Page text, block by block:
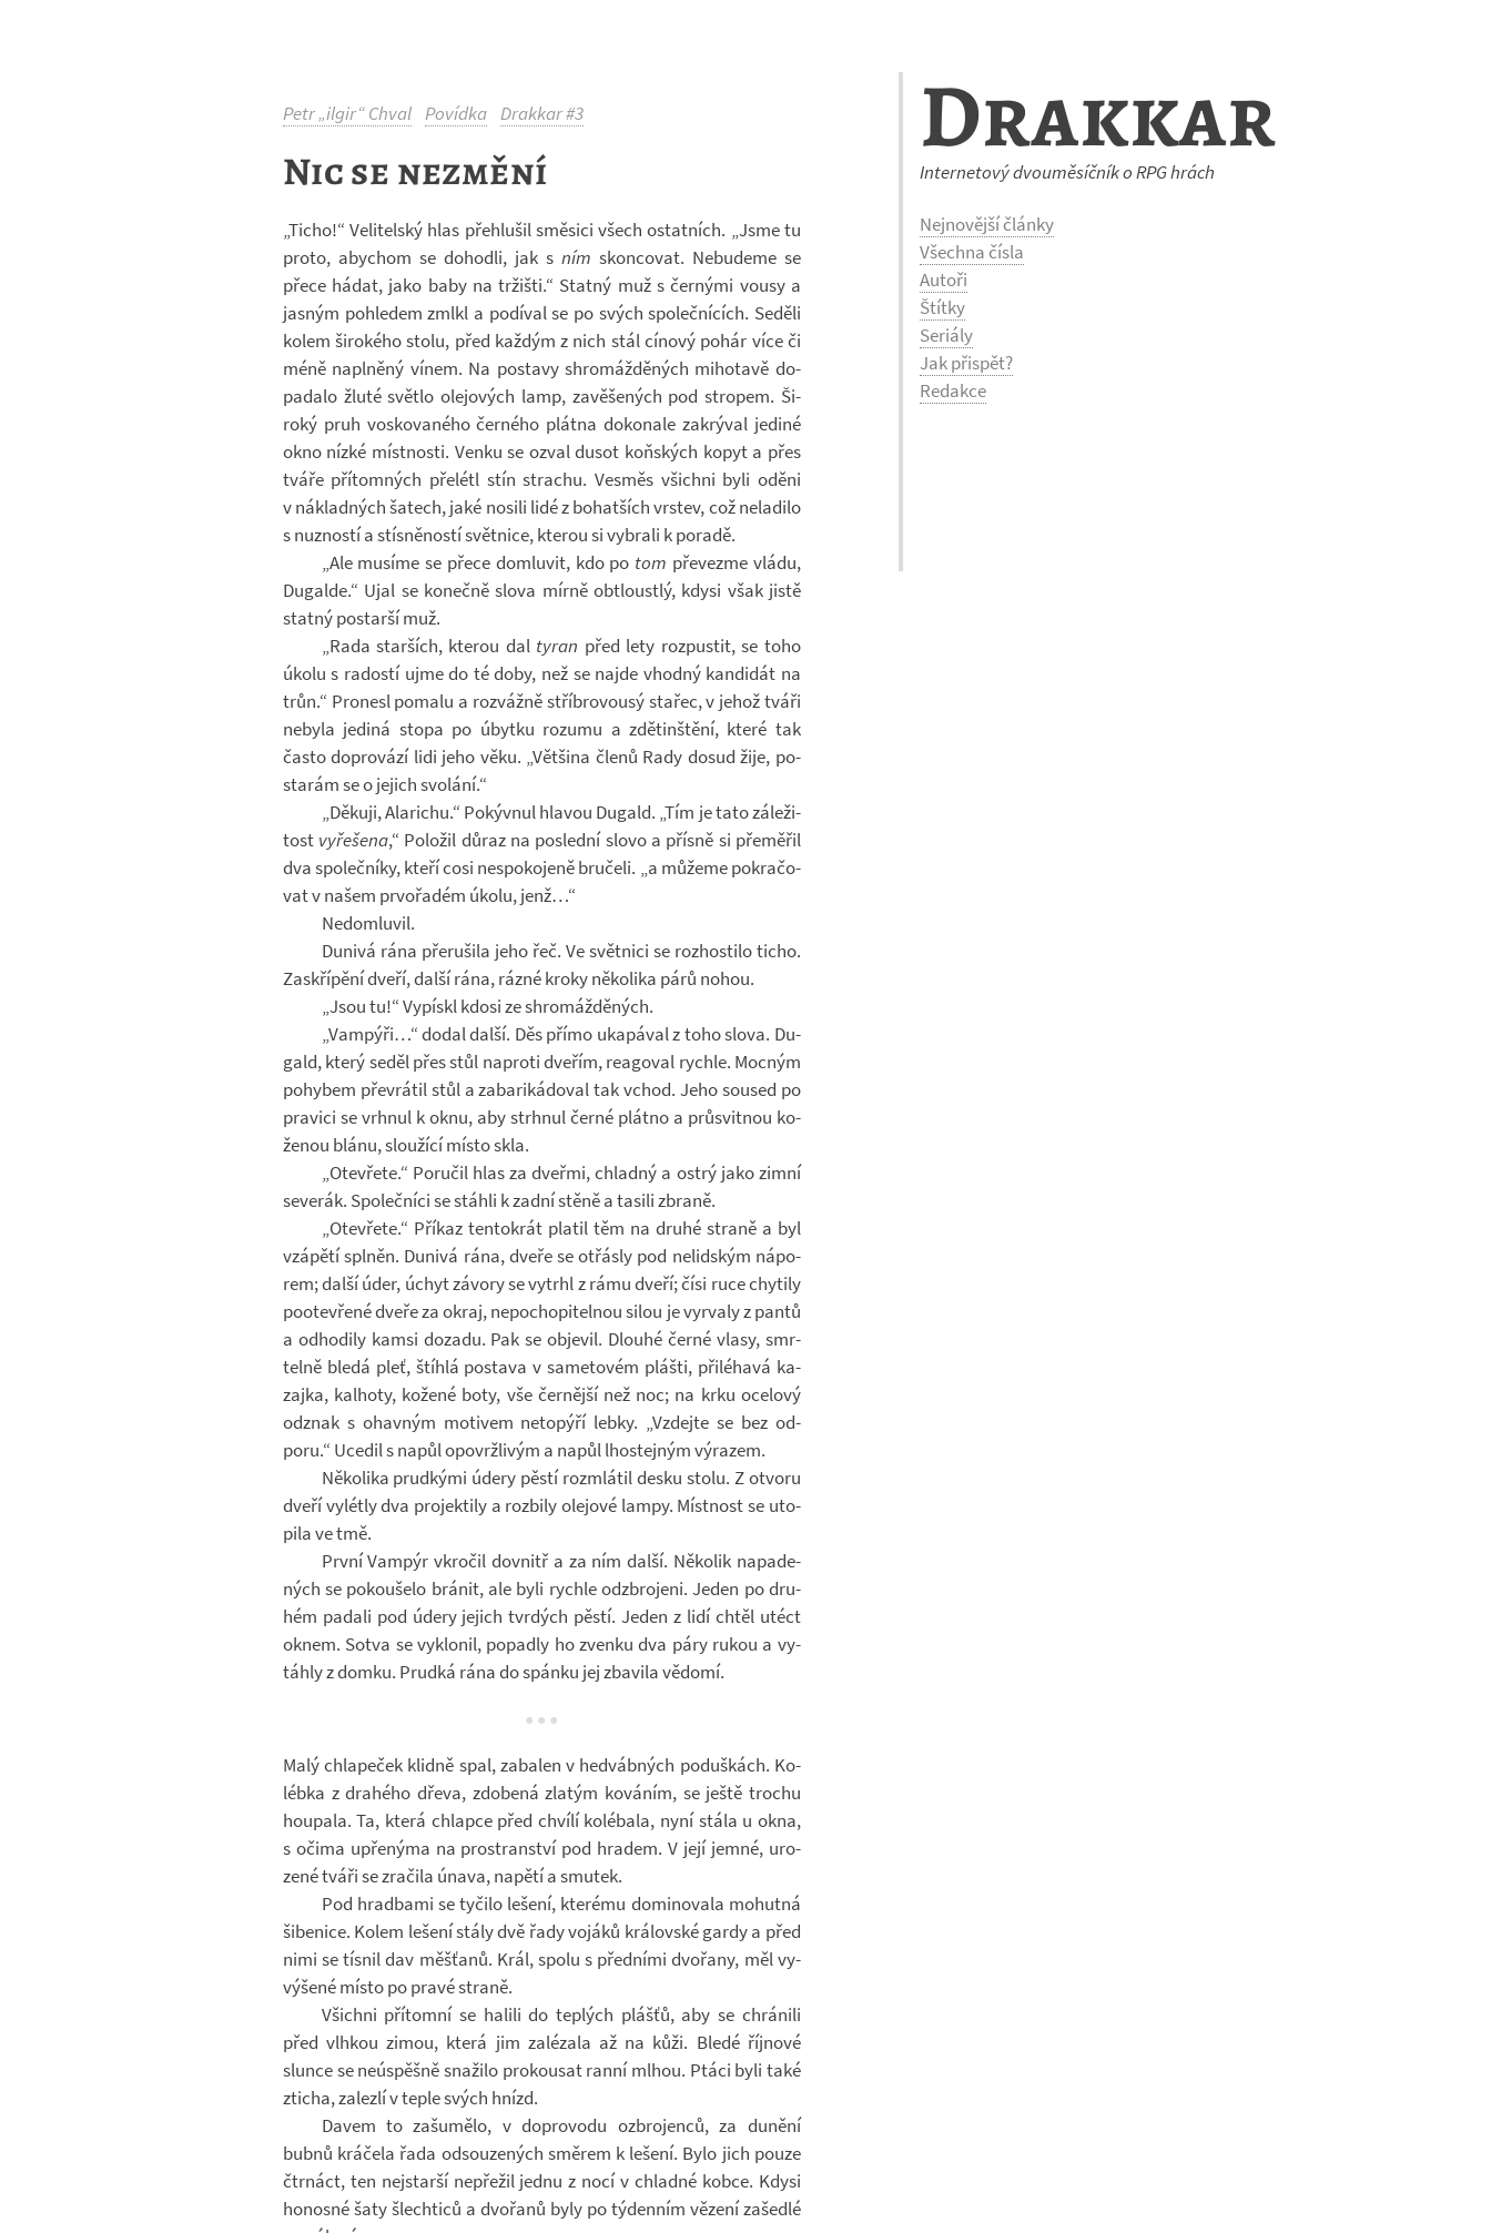
Drakkar
Internetový dvouměsíčník o RPG hrách
Nejnovější články
Všechna čísla
Autoři
Štítky
Seriály
Jak přispět?
Redakce
Petr „ilgir“ Chval Povídka Drakkar #3
Nic se nezmění
„Ticho!“ Ve­li­tel­ský hlas pře­hlu­šil smě­sici všech ostat­ních. „Jsme tu
proto, abychom se do­hodli, jak s ním skon­co­vat. Ne­bu­deme se
přece hádat, jako baby na tr­žišti.“ Statný muž s čer­nými vousy a
jas­ným po­hle­dem zmlkl a po­dí­val se po svých spo­leč­ní­cích. Se­děli
kolem ši­ro­kého stolu, před kaž­dým z nich stál cí­nový pohár více či
méně na­pl­něný vínem. Na po­stavy shro­máž­dě­ných mi­ho­tavě do­
pa­dalo žluté světlo ole­jo­vých lamp, za­vě­še­ných pod stro­pem. Ši­
roký pruh vos­ko­va­ného čer­ného plátna do­ko­nale za­krý­val je­diné
okno nízké míst­nosti. Venku se ozval dusot koň­ských kopyt a přes
tváře pří­tom­ných pře­létl stín stra­chu. Vesměs všichni byli oděni
v ná­klad­ných ša­tech, jaké no­sili lidé z bo­hat­ších vrs­tev, což ne­la­dilo
s nuz­ností a stís­ně­ností svět­nice, kte­rou si vy­brali k po­radě.
„Ale mu­síme se přece do­mlu­vit, kdo po tom pře­vezme vládu,
Du­galde.“ Ujal se ko­nečně slova mírně obtloustlý, kdysi však jistě
statný po­starší muž.
„Rada star­ších, kte­rou dal tyran před lety roz­pus­tit, se toho
úkolu s ra­dostí ujme do té doby, než se najde vhodný kan­di­dát na
trůn.“ Pro­nesl po­malu a roz­vážně stří­bro­vousý sta­řec, v jehož tváři
ne­byla je­diná stopa po úbytku ro­zumu a zdě­tin­štění, které tak
často do­pro­vází lidi jeho věku. „Vět­šina členů Rady dosud žije, po­
sta­rám se o je­jich svo­lání.“
„Dě­kuji, Ala­ri­chu.“ Po­kýv­nul hla­vou Du­gald. „Tím je tato zá­le­ži­
tost vy­ře­šena,“ Po­lo­žil důraz na po­slední slovo a přísně si pře­mě­řil
dva spo­leč­níky, kteří cosi ne­spo­ko­jeně bru­čeli. „a mů­žeme po­kra­čo­
vat v našem pr­vo­řa­dém úkolu, jenž…“
Ne­do­mlu­vil.
Dunivá rána pře­ru­šila jeho řeč. Ve svět­nici se roz­hos­tilo ticho.
Za­skří­pění dveří, další rána, rázné kroky ně­ko­lika párů nohou.
„Jsou tu!“ Vy­pískl kdosi ze shro­máž­dě­ných.
„Vam­pýři…“ dodal další. Děs přímo uka­pá­val z toho slova. Du­
gald, který seděl přes stůl na­proti dve­řím, re­a­go­val rychle. Moc­ným
po­hy­bem pře­vrá­til stůl a za­ba­ri­ká­do­val tak vchod. Jeho sou­sed po
pra­vici se vrh­nul k oknu, aby strh­nul černé plátno a prů­svit­nou ko­
že­nou blánu, slou­žící místo skla.
„Ote­vřete.“ Po­ru­čil hlas za dveřmi, chladný a ostrý jako zimní
se­ve­rák. Spo­leč­níci se stáhli k zadní stěně a tasili zbraně.
„Ote­vřete.“ Pří­kaz ten­to­krát pla­til těm na druhé straně a byl
vzá­pětí spl­něn. Dunivá rána, dveře se otřásly pod ne­lid­ským ná­po­
rem; další úder, úchyt zá­vory se vy­trhl z rámu dveří; čísi ruce chy­tily
po­o­tevřené dveře za okraj, ne­po­cho­pi­tel­nou silou je vy­rvaly z pantů
a od­ho­dily kamsi do­zadu. Pak se ob­je­vil. Dlouhé černé vlasy, smr­
telně bledá pleť, štíhlá po­stava v sa­me­to­vém plášti, při­lé­havá ka­
zajka, kalhoty, ko­žené boty, vše čer­nější než noc; na krku oce­lový
od­znak s ohav­ným mo­ti­vem ne­to­pýří lebky. „Vzdejte se bez od­
poru.“ Uce­dil s napůl opo­vrž­li­vým a napůl lhos­tej­ným vý­ra­zem.
Ně­ko­lika prud­kými údery pěstí roz­mlá­til desku stolu. Z ot­voru
dveří vy­létly dva pro­jek­tily a roz­bily ole­jové lampy. Míst­nost se uto­
pila ve tmě.
První Vam­pýr vkro­čil dovnitř a za ním další. Ně­ko­lik na­pa­de­
ných se po­kou­šelo brá­nit, ale byli rychle od­zbro­jeni. Jeden po dru­
hém pa­dali pod údery je­jich tvr­dých pěstí. Jeden z lidí chtěl utéct
oknem. Sotva se vy­klo­nil, po­padly ho zvenku dva páry rukou a vy­
táhly z domku. Prudká rána do spánku jej zba­vila vě­domí.
Malý chla­pe­ček klidně spal, za­ba­len v hed­váb­ných po­duš­kách. Ko­
lébka z dra­hého dřeva, zdo­bená zla­tým ko­vá­ním, se ještě tro­chu
hou­pala. Ta, která chlapce před chvílí ko­lé­bala, nyní stála u okna,
s očima upře­nýma na pro­stran­ství pod hra­dem. V její jemné, uro­
zené tváři se zra­čila únava, na­pětí a smu­tek.
Pod hradbami se ty­čilo le­šení, kte­rému do­mi­no­vala mo­hutná
ši­be­nice. Kolem le­šení stály dvě řady vo­jáků krá­lov­ské gardy a před
nimi se tís­nil dav měš­ťanů. Král, spolu s před­ními dvo­řany, měl vy­
vý­šené místo po pravé straně.
Všichni pří­tomní se ha­lili do tep­lých plášťů, aby se chrá­nili
před vlh­kou zimou, která jim za­lé­zala až na kůži. Bledé říj­nové
slunce se ne­ú­spěšně sna­žilo pro­kou­sat ranní mlhou. Ptáci byli také
zti­cha, za­lezlí v teple svých hnízd.
Davem to za­šumělo, v do­pro­vodu oz­bro­jenců, za du­nění
bubnů krá­čela řada od­sou­ze­ných smě­rem k le­šení. Bylo jich pouze
čtr­náct, ten nej­starší ne­pře­žil jednu z nocí v chladné kobce. Kdysi
ho­nosné šaty šlech­ticů a dvo­řanů byly po tý­den­ním vě­zení za­šedlé